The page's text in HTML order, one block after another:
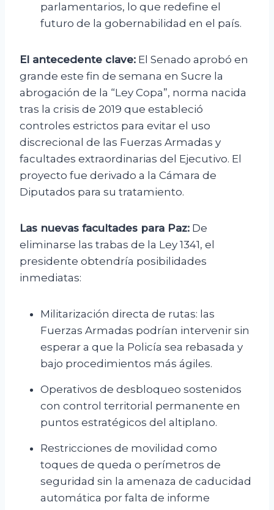
parlamentarios, lo que redefine el
futuro de la gobernabilidad en el país.
El antecedente clave: El Senado aprobó en
grande este fin de semana en Sucre la
abrogación de la “Ley Copa”, norma nacida
tras la crisis de 2019 que estableció
controles estrictos para evitar el uso
discrecional de las Fuerzas Armadas y
facultades extraordinarias del Ejecutivo. El
proyecto fue derivado a la Cámara de
Diputados para su tratamiento.
Las nuevas facultades para Paz: De
eliminarse las trabas de la Ley 1341, el
presidente obtendría posibilidades
inmediatas:
Militarización directa de rutas: las
Fuerzas Armadas podrían intervenir sin
esperar a que la Policía sea rebasada y
bajo procedimientos más ágiles.
Operativos de desbloqueo sostenidos
con control territorial permanente en
puntos estratégicos del altiplano.
Restricciones de movilidad como
toques de queda o perímetros de
seguridad sin la amenaza de caducidad
automática por falta de informe